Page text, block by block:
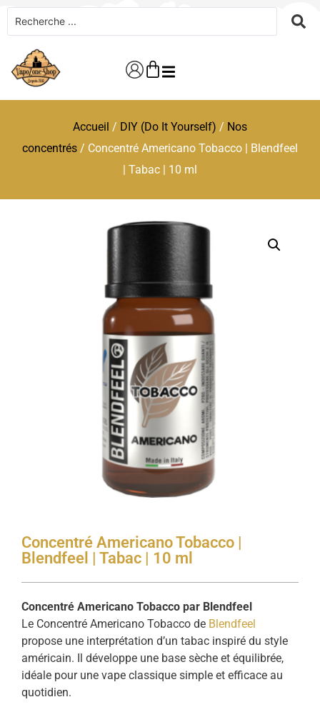
Accueil / DIY (Do It Yourself) / Nos
concentrés / Concentré Americano Tobacco | Blendfeel
| Tabac | 10 ml
Concentré Americano Tobacco |
Blendfeel | Tabac | 10 ml
Concentré Americano Tobacco par Blendfeel
Le Concentré Americano Tobacco de Blendfeel
propose une interprétation d’un tabac inspiré du style
américain. Il développe une base sèche et équilibrée,
idéale pour une vape classique simple et efficace au
quotidien.